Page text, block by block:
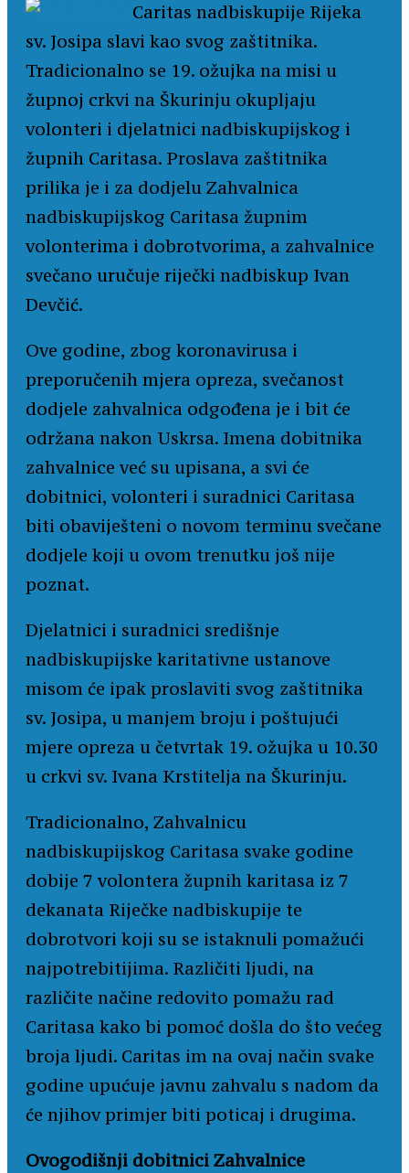
Caritas nadbiskupije Rijeka
sv. Josipa slavi kao svog zaštitnika.
Tradicionalno se 19. ožujka na misi u
župnoj crkvi na Škurinju okupljaju
volonteri i djelatnici nadbiskupijskog i
župnih Caritasa. Proslava zaštitnika
prilika je i za dodjelu Zahvalnica
nadbiskupijskog Caritasa župnim
volonterima i dobrotvorima, a zahvalnice
svečano uručuje riječki nadbiskup Ivan
Devčić.
Ove godine, zbog koronavirusa i
preporučenih mjera opreza, svečanost
dodjele zahvalnica odgođena je i bit će
održana nakon Uskrsa. Imena dobitnika
zahvalnice već su upisana, a svi će
dobitnici, volonteri i suradnici Caritasa
biti obaviješteni o novom terminu svečane
dodjele koji u ovom trenutku još nije
poznat.
Djelatnici i suradnici središnje
nadbiskupijske karitativne ustanove
misom će ipak proslaviti svog zaštitnika
sv. Josipa, u manjem broju i poštujući
mjere opreza u četvrtak 19. ožujka u 10.30
u crkvi sv. Ivana Krstitelja na Škurinju.
Tradicionalno, Zahvalnicu
nadbiskupijskog Caritasa svake godine
dobije 7 volontera župnih karitasa iz 7
dekanata Riječke nadbiskupije te
dobrotvori koji su se istaknuli pomažući
najpotrebitijima. Različiti ljudi, na
različite načine redovito pomažu rad
Caritasa kako bi pomoć došla do što većeg
broja ljudi. Caritas im na ovaj način svake
godine upućuje javnu zahvalu s nadom da
će njihov primjer biti poticaj i drugima.
Ovogodišnji dobitnici Zahvalnice